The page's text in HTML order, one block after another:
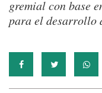
gremial con base
para el desarrollo